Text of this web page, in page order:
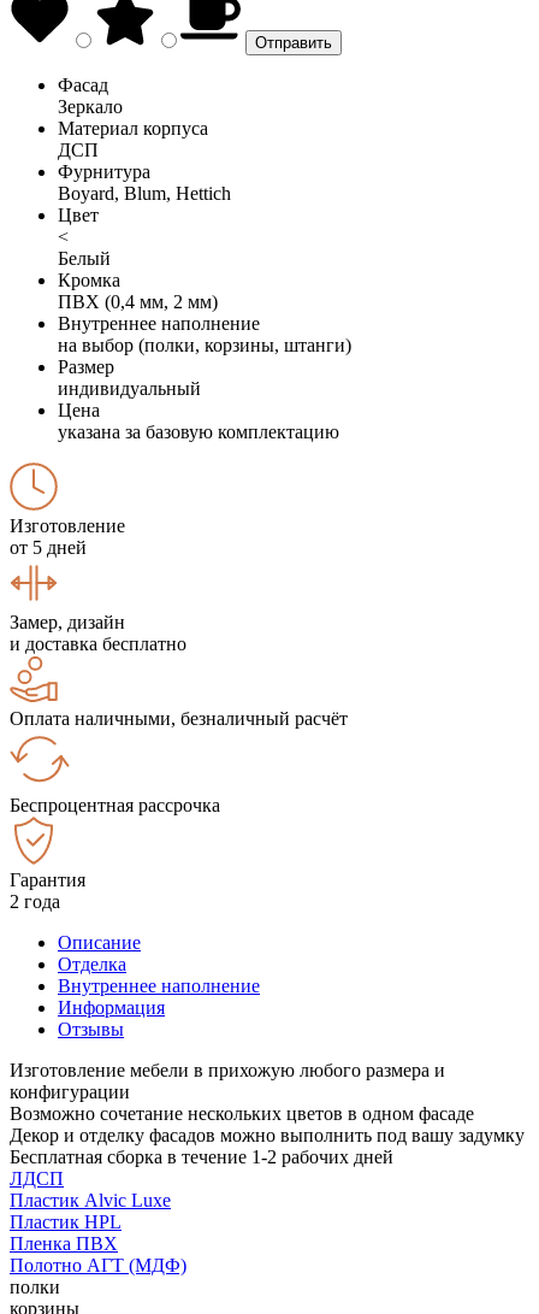
Фасад
Зеркало
Материал корпуса
ДСП
Фурнитура
Boyard, Blum, Hettich
Цвет
<
Белый
Кромка
ПВХ (0,4 мм, 2 мм)
Внутреннее наполнение
на выбор (полки, корзины, штанги)
Размер
индивидуальный
Цена
указана за базовую комплектацию
Изготовление
от 5 дней
Замер, дизайн
и доставка бесплатно
Оплата наличными, безналичный расчёт
Беспроцентная рассрочка
Гарантия
2 года
Описание
Отделка
Внутреннее наполнение
Информация
Отзывы
Изготовление мебели в прихожую любого размера и
конфигурации
Возможно сочетание нескольких цветов в одном фасаде
Декор и отделку фасадов можно выполнить под вашу задумку
Бесплатная сборка в течение 1-2 рабочих дней
ЛДСП
Пластик Alvic Luxe
Пластик HPL
Пленка ПВХ
Полотно АГТ (МДФ)
полки
корзины